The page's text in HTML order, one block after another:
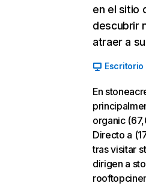
en el sitio
descubrir
atraer a
Escritorio
En
organic
Directo a
tras visitar
dirigen a